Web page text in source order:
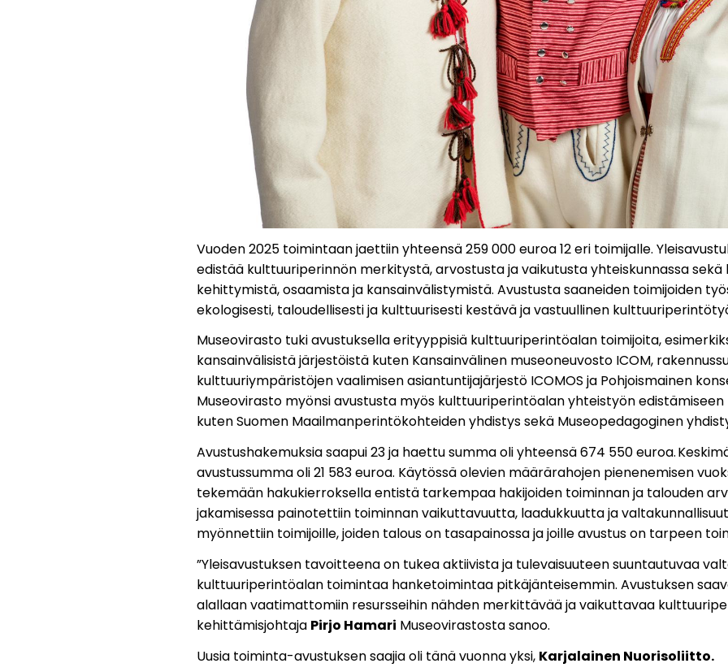
Vuoden 2025 toimintaan jaettiin yhteensä 259 000 euroa 12 eri toimijalle.
edistää kulttuuriperinnön merkitystä, arvostusta ja vaikutusta yhteiskunnassa
kehittymistä, osaamista ja kansainvälistymistä. Avustusta saaneiden toimijoiden
ekologisesti, taloudellisesti ja kulttuurisesti kestävä ja vastuullinen
Museovirasto tuki avustuksella erityyppisiä kulttuuriperintöalan toimijoita,
kansainvälisistä järjestöistä kuten Kansainvälinen museoneuvosto ICOM,
kulttuuriympäristöjen vaalimisen asiantuntijajärjestö ICOMOS ja Pohjoismainen
Museovirasto myönsi avustusta myös kulttuuriperintöalan yhteistyön
kuten Suomen Maailmanperintökohteiden yhdistys sekä Museopedagoginen
Avustushakemuksia saapui 23 ja haettu summa oli yhteensä 674 550 euroa.
avustussumma oli 21 583 euroa. Käytössä olevien määrärahojen pienenemisen
tekemään hakukierroksella entistä tarkempaa hakijoiden toiminnan ja talouden
jakamisessa painotettiin toiminnan vaikuttavuutta, laadukkuutta ja
myönnettiin toimijoille, joiden talous on tasapainossa ja joille avustus on tarpeen
”Yleisavustuksen tavoitteena on tukea aktiivista ja tulevaisuuteen suuntautuvaa
kulttuuriperintöalan toimintaa hanketoimintaa pitkäjänteisemmin. Avustuksen
alallaan vaatimattomiin resursseihin nähden merkittävää ja vaikuttavaa
kehittämisjohtaja Pirjo Hamari Museovirastosta sanoo.
Uusia toiminta-avustuksen saajia oli tänä vuonna yksi, Karjalainen Nuorisoliitto.